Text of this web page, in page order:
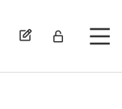
전